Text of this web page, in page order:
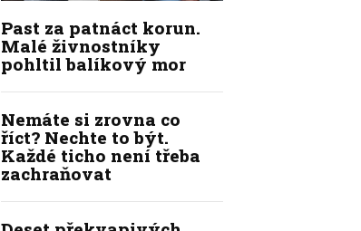
Past za patnáct korun.
Malé živnostníky
pohltil balíkový mor
Nemáte si zrovna co
říct? Nechte to být.
Každé ticho není třeba
zachraňovat